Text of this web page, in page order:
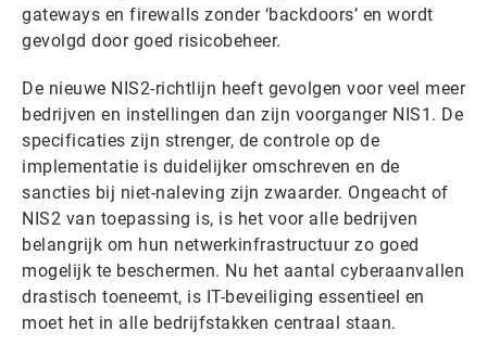
gateways en firewalls zonder ‘backdoors’ en wordt
gevolgd door goed risicobeheer.
De nieuwe NIS2-richtlijn heeft gevolgen voor veel meer
bedrijven en instellingen dan zijn voorganger NIS1. De
specificaties zijn strenger, de controle op de
implementatie is duidelijker omschreven en de
sancties bij niet-naleving zijn zwaarder. Ongeacht of
NIS2 van toepassing is, is het voor alle bedrijven
belangrijk om hun netwerkinfrastructuur zo goed
mogelijk te beschermen. Nu het aantal cyberaanvallen
drastisch toeneemt, is IT-beveiliging essentieel en
moet het in alle bedrijfstakken centraal staan.